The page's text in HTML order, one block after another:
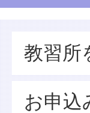
教習所
お申込